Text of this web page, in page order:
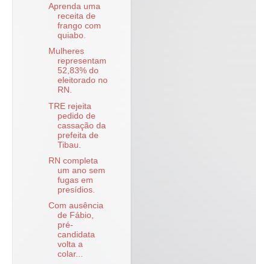
Aprenda uma
receita de
frango com
quiabo.
Mulheres
representam
52,83% do
eleitorado no
RN.
TRE rejeita
pedido de
cassação da
prefeita de
Tibau.
RN completa
um ano sem
fugas em
presídios.
Com ausência
de Fábio,
pré-
candidata
volta a
colar...